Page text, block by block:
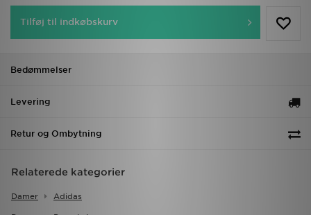
Tilføj til indkøbskurv
Bedømmelser
Levering
Retur og Ombytning
Relaterede kategorier
Damer Adidas